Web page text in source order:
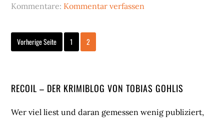
Kommentare: Kommentar verfassen
Vorherige Seite Seite
1 Seite
2
Seitenspalte
RECOIL – DER KRIMIBLOG VON TOBIAS GOHLIS
Wer viel liest und daran gemessen wenig publiziert,